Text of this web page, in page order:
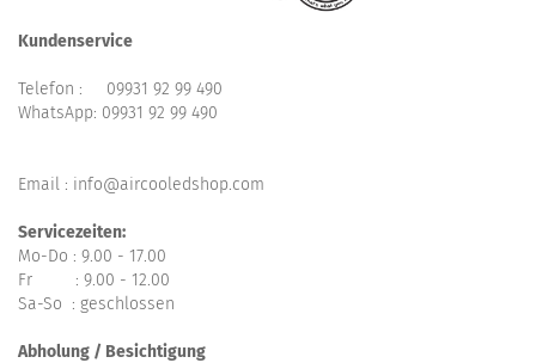
Kundenservice
Telefon : 09931 92 99 490
WhatsApp: 09931 92 99 490
Email : info@aircooledshop.com
Servicezeiten:
Mo-Do : 9.00 - 17.00
Fr : 9.00 - 12.00
Sa-So : geschlossen
Abholung / Besichtigung